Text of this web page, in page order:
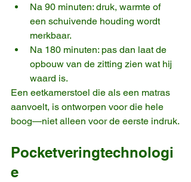
Na 90 minuten: druk, warmte of
een schuivende houding wordt
merkbaar.
Na 180 minuten: pas dan laat de
opbouw van de zitting zien wat hij
waard is.
Een eetkamerstoel die als een matras
aanvoelt, is ontworpen voor die hele
boog—niet alleen voor de eerste indruk.
Pocketveringtechnologi
e